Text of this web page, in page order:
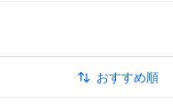
おすすめ順